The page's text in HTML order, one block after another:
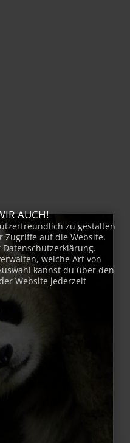
AUCH!
zu gestalten
Zugriffe auf die Website.
welche Art von
kannst du über den
Website jederzeit